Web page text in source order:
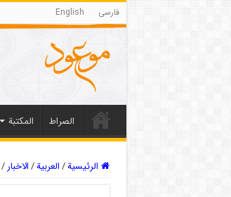
فارسی English
الصراط المکتبة
الرئيسية/العربیة/الاخبار /